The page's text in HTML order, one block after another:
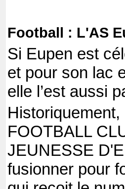
Football : L'AS
Si Eupen est
et pour son lac
elle l’est aussi
FOOTBALL
JEUNESSE
fusionner pour